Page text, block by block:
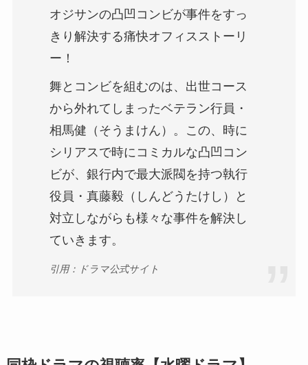
オジサンの凸凹コンビが事件をすっ
きり解決する痛快オフィスストーリ
ー！
舞とコンビを組むのは、出世コース
から外れてしまったベテラン行員・
相馬健（そうまけん）。この、時に
シリアスで時にコミカルな凸凹コン
ビが、銀行内で最大派閥を持つ執行
役員・真藤毅（しんどうたけし）と
対立しながらも様々な事件を解決し
ていきます。
引用：ドラマ公式サイト